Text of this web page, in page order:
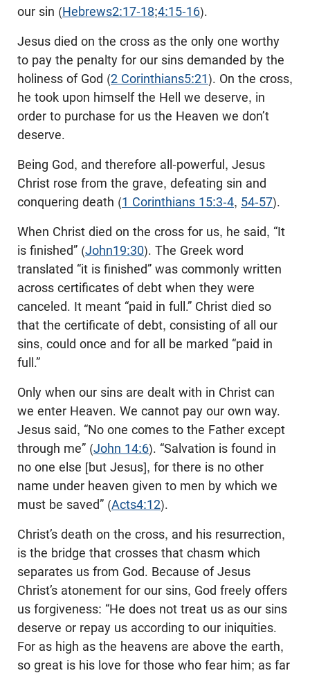
our sin (Hebrews2:17-18;4:15-16).
Jesus died on the cross as the only one worthy
to pay the penalty for our sins demanded by the
holiness of God (2 Corinthians5:21). On the cross,
he took upon himself the Hell we deserve, in
order to purchase for us the Heaven we don’t
deserve.
Being God, and therefore all-powerful, Jesus
Christ rose from the grave, defeating sin and
conquering death (1 Corinthians 15:3-4, 54-57).
When Christ died on the cross for us, he said, “It
is finished” (John19:30). The Greek word
translated “it is finished” was commonly written
across certificates of debt when they were
canceled. It meant “paid in full.” Christ died so
that the certificate of debt, consisting of all our
sins, could once and for all be marked “paid in
full.”
Only when our sins are dealt with in Christ can
we enter Heaven. We cannot pay our own way.
Jesus said, “No one comes to the Father except
through me” (John 14:6). “Salvation is found in
no one else [but Jesus], for there is no other
name under heaven given to men by which we
must be saved” (Acts4:12).
Christ’s death on the cross, and his resurrection,
is the bridge that crosses that chasm which
separates us from God. Because of Jesus
Christ’s atonement for our sins, God freely offers
us forgiveness: “He does not treat us as our sins
deserve or repay us according to our iniquities.
For as high as the heavens are above the earth,
so great is his love for those who fear him; as far